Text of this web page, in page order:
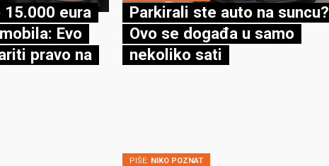
15.000 eura
Evo
pravo na
Parkirali ste auto na suncu?
Ovo se događa u samo
nekoliko sati
PIŠE: NIKO POZNAT